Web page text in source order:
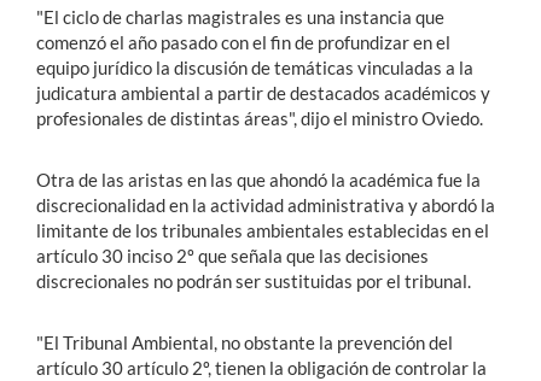
"El ciclo de charlas magistrales es una instancia que
comenzó el año pasado con el fin de profundizar en el
equipo jurídico la discusión de temáticas vinculadas a la
judicatura ambiental a partir de destacados académicos y
profesionales de distintas áreas", dijo el ministro Oviedo.
Otra de las aristas en las que ahondó la académica fue la
discrecionalidad en la actividad administrativa y abordó la
limitante de los tribunales ambientales establecidas en el
artículo 30 inciso 2º que señala que las decisiones
discrecionales no podrán ser sustituidas por el tribunal.
"El Tribunal Ambiental, no obstante la prevención del
artículo 30 artículo 2º, tienen la obligación de controlar la